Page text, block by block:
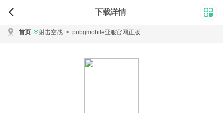
下载详情
首页 射击空战 > pubgmobile亚服官网正版